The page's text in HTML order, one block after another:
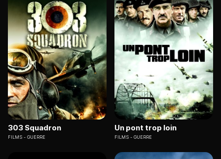
303 Squadron
FILMS GUERRE
Un pont trop loin
FILMS GUERRE